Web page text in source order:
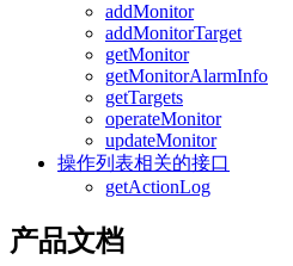
addMonitor
addMonitorTarget
getMonitor
getMonitorAlarmInfo
getTargets
operateMonitor
updateMonitor
操作列表相关的接口
getActionLog
产品文档